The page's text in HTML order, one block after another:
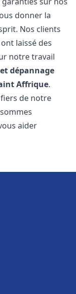
donner la
Nos clients
laissé des
notre travail
dépannage
Affrique.
de notre
aider